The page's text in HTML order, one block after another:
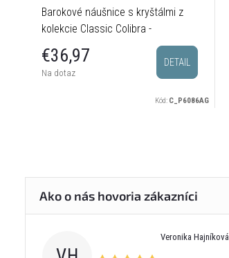
Barokové náušnice s kryštálmi z
kolekcie Classic Colibra -
postriebrené
€36,97
Na dotaz
DETAIL
Kód: C_P6086AG
Veronika Hajníková